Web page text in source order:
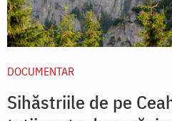
DOCUMENTAR
Sihăstriile de pe